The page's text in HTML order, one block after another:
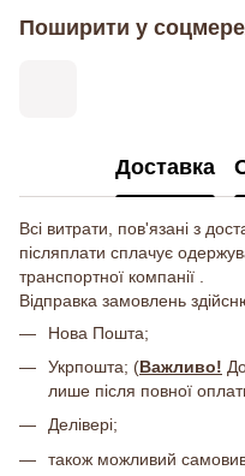
Поширити у
Доставка
Всі витрати, пов'язані з
післяплати сплачує
транспортної компанії .
Відправка замовлень
Нова Пошта;
Укрпошта; (Важливо!
лише після повної
Делівері;
також можливий